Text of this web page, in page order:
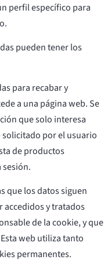
perfil específico para
pueden tener los
para recabar y
a una página web. Se
que solo interesa
por el usuario
de productos
que los datos siguen
accedidos y tratados
de la cookie, y que
web utiliza tanto
permanentes.